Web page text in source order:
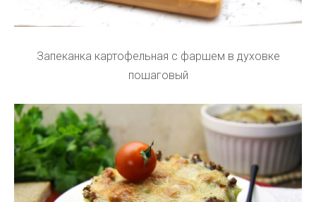
Запеканка картофельная с фаршем в духовке
пошаговый